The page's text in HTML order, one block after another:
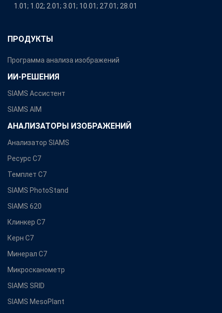
1.01; 1.02; 2.01; 3.01; 10.01; 27.01; 28.01
ПРОДУКТЫ
Программа анализа изображений
ИИ-РЕШЕНИЯ
SIAMS Ассистент
SIAMS AIM
АНАЛИЗАТОРЫ ИЗОБРАЖЕНИЙ
Анализатор SIAMS
Ресурс С7
Темплет С7
SIAMS PhotoStand
SIAMS 620
Клинкер С7
Керн С7
Минерал С7
Микросканометр
SIAMS SRID
SIAMS MesoPlant